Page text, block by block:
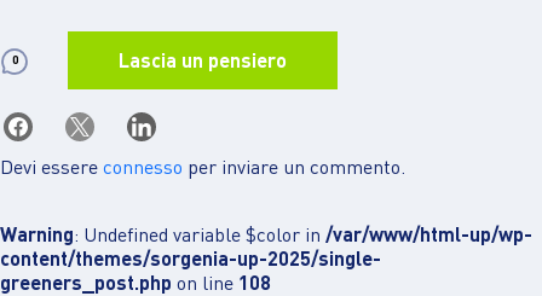
0 Lascia un pensiero
Devi essereconnesso per inviare un commento.
Warning: Undefined variable $color in /var/www/html-up/wp-
content/themes/sorgenia-up-2025/single-
greeners_post.php on line 108